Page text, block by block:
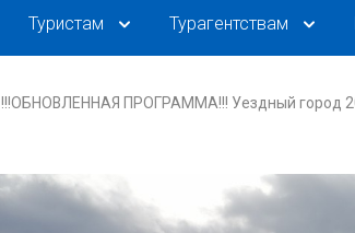
Туристам Турагентствам
!!!ОБНОВЛЕННАЯ ПРОГРАММА!!! Уездный город